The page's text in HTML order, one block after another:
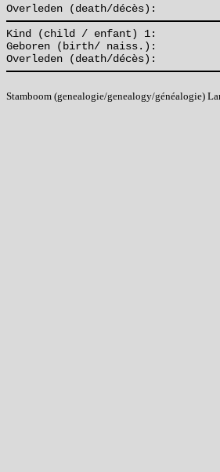
Overleden (death/décès):
Kind (child / enfant) 1:
Geboren (birth/ naiss.):
Overleden (death/décès):
Stamboom (genealogie/genealogy/généalogie)